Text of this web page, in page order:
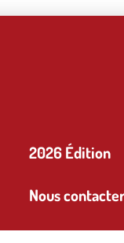
2026 Édition
Nous